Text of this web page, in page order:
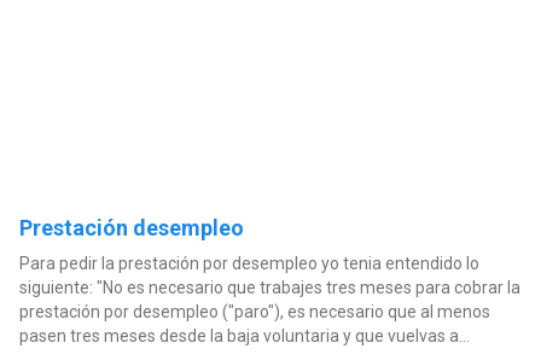
Prestación desempleo
Para pedir la prestación por desempleo yo tenia entendido lo
siguiente: "No es necesario que trabajes tres meses para cobrar la
prestación por desempleo ("paro"), es necesario que al menos
pasen tres meses desde la baja voluntaria y que vuelvas a...